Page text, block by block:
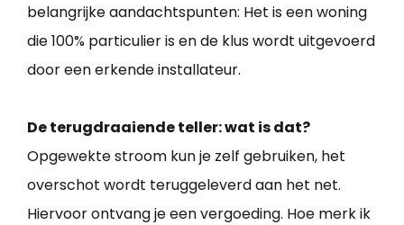
belangrijke aandachtspunten: Het is een woning
die 100% particulier is en de klus wordt uitgevoerd
door een erkende installateur.
De terugdraaiende teller: wat is dat?
Opgewekte stroom kun je zelf gebruiken, het
overschot wordt teruggeleverd aan het net.
Hiervoor ontvang je een vergoeding. Hoe merk ik